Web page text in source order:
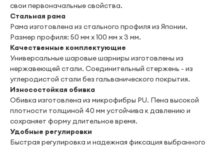
свои первоначальные свойства.
Стальная рама
Рама изготовлена из стального профиля из Японии.
Размер профиля: 50 мм х 100 мм х 3 мм.
Качественные комплектующие
Универсальные шаровые шарниры изготовлены из
нержавеющей стали. Соединительный стержень - из
углеродистой стали без гальванического покрытия.
Износостойкая обивка
Обивка изготовлена из микрофибры PU. Пена высокой
плотности толщиной 40 мм устойчива к давлению и
сохраняет форму длительное время.
Удобные регулировки
Быстрая регулировка и надежная фиксация выбранного